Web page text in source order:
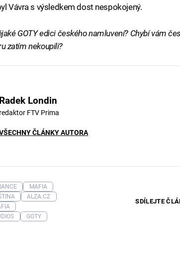
Vávra s výsledkem dost nespokojený.
GOTY edici českého namluvení? Chybí vám
zatím nekoupili?
Radek Londin
redaktor FTV Prima
ČLÁNKY AUTORA
SDÍLEJTE
MAFIA
ALZA.CZ
GOTY